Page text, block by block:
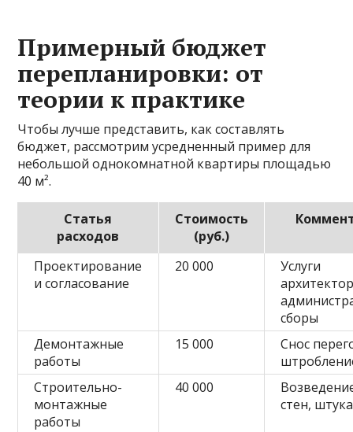
Примерный бюджет
перепланировки: от
теории к практике
Чтобы лучше представить, как составлять
бюджет, рассмотрим усредненный пример для
небольшой однокомнатной квартиры площадью
40 м².
Статья
расходов
Стоимость
(руб.)
Проектирование
и согласование
20 000
Услуги
сборы
Демонтажные
работы
15 000
Снос
Строительно-
монтажные
работы
40 000
стен,